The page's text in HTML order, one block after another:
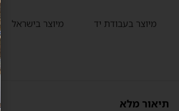
מיוצר בעבודת יד מיוצר בישראל
תיאור מלא